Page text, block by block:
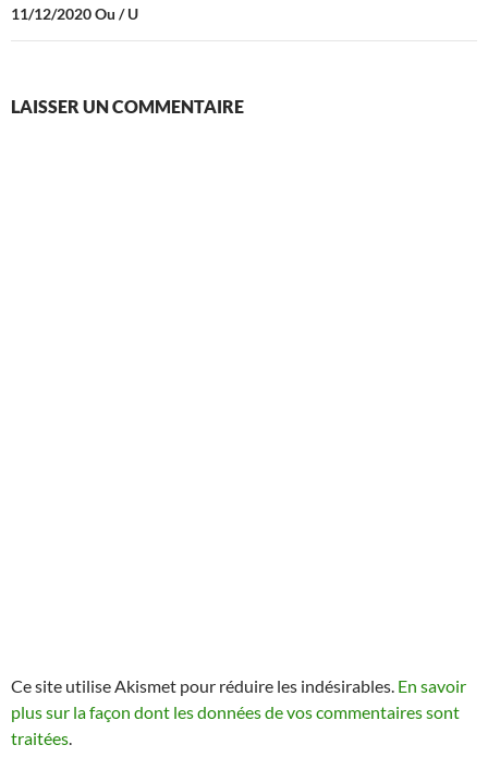
11/12/2020 Ou / U
LAISSER UN COMMENTAIRE
Ce site utilise Akismet pour réduire les indésirables. En savoir
plus sur la façon dont les données de vos commentaires sont
traitées